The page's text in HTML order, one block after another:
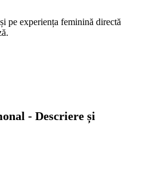
pe experiența feminină directă
- Descriere și